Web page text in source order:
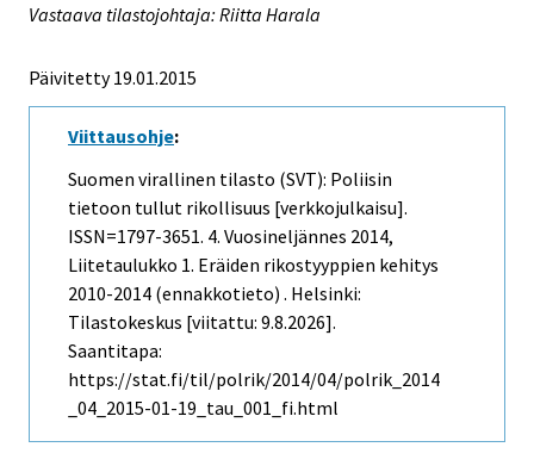
Vastaava tilastojohtaja: Riitta Harala
Päivitetty 19.01.2015
Viittausohje:
Suomen virallinen tilasto (SVT): Poliisin
tietoon tullut rikollisuus [verkkojulkaisu].
ISSN=1797-3651. 4. Vuosineljännes 2014,
Liitetaulukko 1. Eräiden rikostyyppien kehitys
2010-2014 (ennakkotieto) . Helsinki:
Tilastokeskus [viitattu: 9.8.2026].
Saantitapa:
https://stat.fi/til/polrik/2014/04/polrik_2014
_04_2015-01-19_tau_001_fi.html